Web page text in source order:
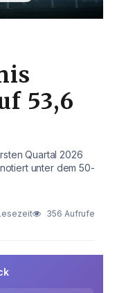
53,6
Quartal 2026
unter dem 50-
356 Aufrufe